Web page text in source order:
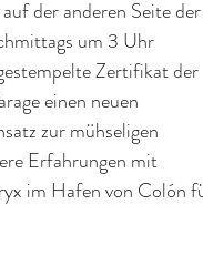
der anderen Seite der
um 3 Uhr
Zertifikat der
einen neuen
zur mühseligen
Erfahrungen mit
im Hafen von Colón